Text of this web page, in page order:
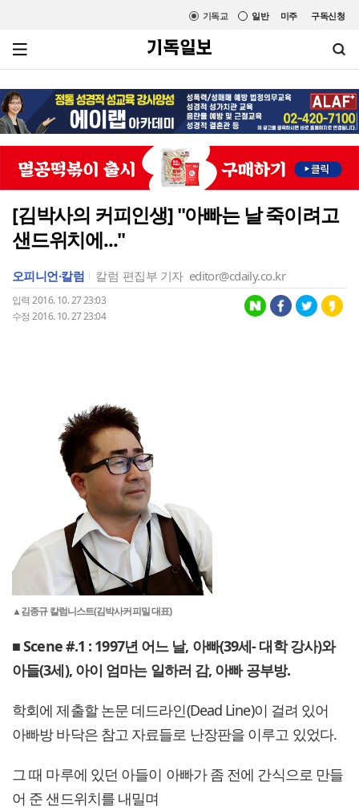
미주 구독신청
일반
기독교
[김박사의 커피인생] "아빠는 날 죽이려고
샌드위치에..."
오피니언·칼럼 칼럼 편집부 기자 editor@cdaily.co.kr
입력 2016. 10. 27 23:03
수정 2016. 10. 27 23:04
▲김종규 칼럼니스트(김박사커피밀 대표)
■ Scene #.1 : 1997년 어느 날, 아빠(39세- 대학 강사)와
아들(3세), 아이 엄마는 일하러 감, 아빠 공부방.
학회에 제출할 논문 데드라인(Dead Line)이 걸려 있어
아빠방 바닥은 참고 자료들로 난장판을 이루고 있었다.
그 때 마루에 있던 아들이 아빠가 좀 전에 간식으로 만들
어 준 샌드위치를 내밀며